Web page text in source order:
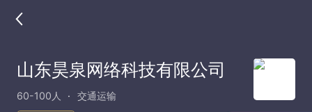
山东昊泉网络科技有限公司
60-100人 交通运输